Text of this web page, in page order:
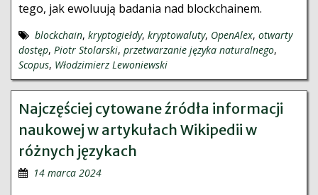
tego, jak ewoluują badania nad blockchainem.
blockchain, kryptogiełdy, kryptowaluty, OpenAlex, otwarty
dostęp, Piotr Stolarski, przetwarzanie języka naturalnego,
Scopus, Włodzimierz Lewoniewski
Najczęściej cytowane źródła informacji
naukowej w artykułach Wikipedii w
różnych językach
14 marca 2024